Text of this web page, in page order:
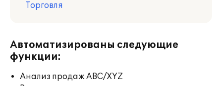
Торговля
Автоматизированы следующие
функции:
Анализ продаж ABC/XYZ